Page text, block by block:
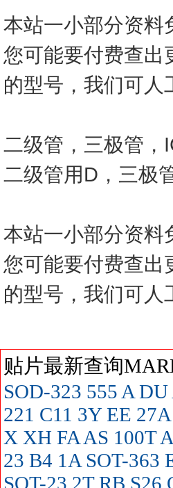
本站一小部分资料
您可能要付费查出
的型号，我们可人
二级管，三极管，
二级管用D，三极
本站一小部分资料
您可能要付费查出
的型号，我们可人
贴片最新查询
SOD-323 555 A DU
221 C11 3YEE 27A
X XH FA AS 100T
23 B4 1A SOT-363
SOT-23 2TRB S26